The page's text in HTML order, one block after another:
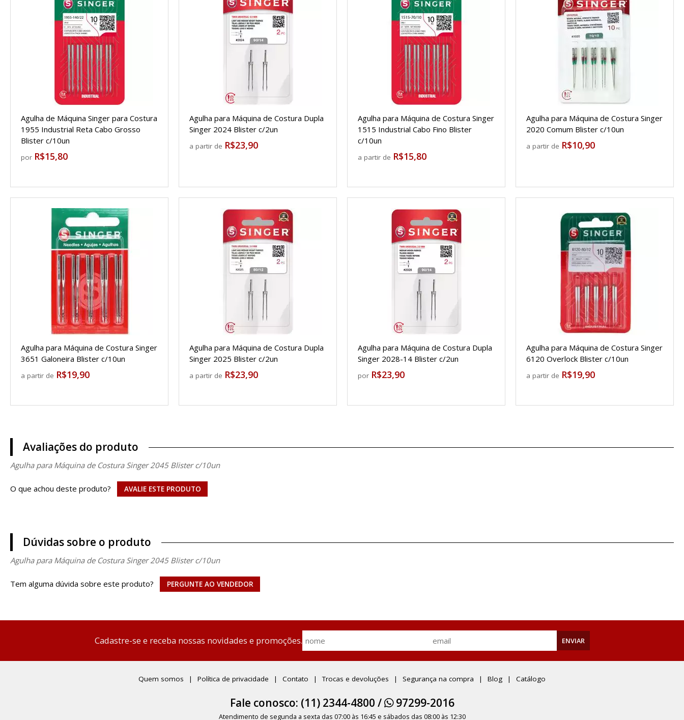
Agulha de Máquina Singer para Costura
1955 Industrial Reta Cabo Grosso
Blister c/10un
por R$15,80
Agulha para Máquina de Costura Dupla
Singer 2024 Blister c/2un
a partir de R$23,90
Agulha para Máquina de Costura Singer
1515 Industrial Cabo Fino Blister
c/10un
a partir de R$15,80
Agulha para Máquina de Costura Singer
2020 Comum Blister c/10un
a partir de R$10,90
Agulha para Máquina de Costura Singer
3651 Galoneira Blister c/10un
a partir de R$19,90
Agulha para Máquina de Costura Dupla
Singer 2025 Blister c/2un
a partir de R$23,90
Agulha para Máquina de Costura Dupla
Singer 2028-14 Blister c/2un
por R$23,90
Agulha para Máquina de Costura Singer
6120 Overlock Blister c/10un
a partir de R$19,90
Avaliações do produto
Agulha para Máquina de Costura Singer 2045 Blister c/10un
O que achou deste produto? AVALIE ESTE PRODUTO
Dúvidas sobre o produto
Agulha para Máquina de Costura Singer 2045 Blister c/10un
Tem alguma dúvida sobre este produto? PERGUNTE AO VENDEDOR
Cadastre-se e receba nossas novidades e promoções. ENVIAR
Quem somos Política de privacidade Contato Trocas e devoluções Segurança na compra Blog Catálogo
Fale conosco: (11) 2344-4800 / 97299-2016
Atendimento de segunda a sexta das 07:00 às 16:45 e sábados das 08:00 às 12:30